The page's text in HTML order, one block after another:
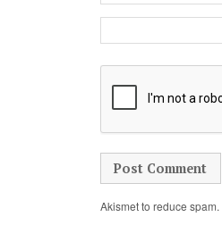
Akismet to reduce spam.